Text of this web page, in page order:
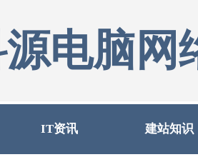
电脑网
IT资讯 建站知识